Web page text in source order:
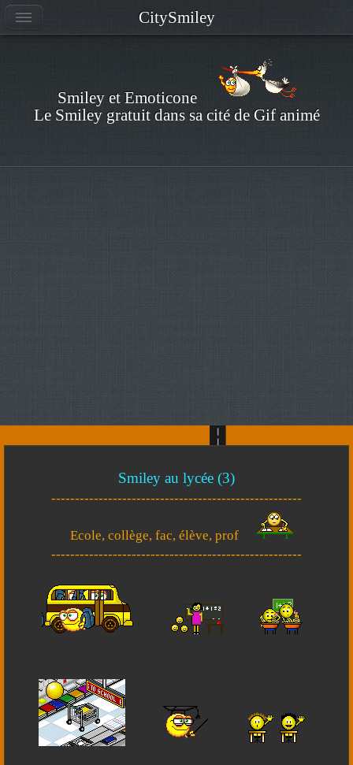
Smiley et Emoticone
Le Smiley gratuit dans sa cité de Gif animé
Smiley au lycée (3)
-----------------------------------------------------
Ecole, collège, fac, élève, prof
-----------------------------------------------------
CitySmiley